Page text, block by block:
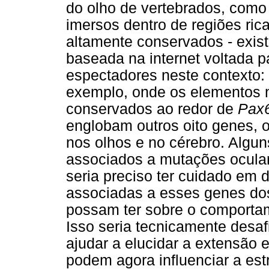
do olho de vertebrados,
imersos dentro de regiões
altamente conservados -
baseada na internet voltada
espectadores neste contexto:
exemplo, onde os elementos
conservados ao redor de
englobam outros oito genes,
nos olhos e no cérebro.
associados a mutações
seria preciso ter cuidado em
associadas a esses genes
possam ter sobre o
Isso seria tecnicamente
ajudar a elucidar a extensão
podem agora influenciar a